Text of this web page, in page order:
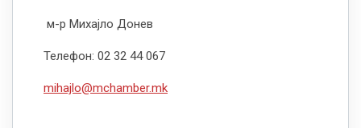
м-р Михајло Донев
Телефон: 02 32 44 067
mihajlo@mchamber.mk